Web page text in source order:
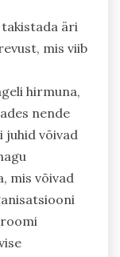
äri
mis viib
hirmuna,
nende
juhid võivad
mis võivad